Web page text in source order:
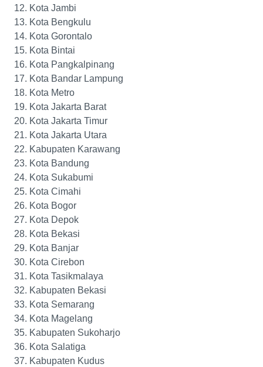
Kota Jambi
Kota Bengkulu
Kota Gorontalo
Kota Bintai
Kota Pangkalpinang
Kota Bandar Lampung
Kota Metro
Kota Jakarta Barat
Kota Jakarta Timur
Kota Jakarta Utara
Kabupaten Karawang
Kota Bandung
Kota Sukabumi
Kota Cimahi
Kota Bogor
Kota Depok
Kota Bekasi
Kota Banjar
Kota Cirebon
Kota Tasikmalaya
Kabupaten Bekasi
Kota Semarang
Kota Magelang
Kabupaten Sukoharjo
Kota Salatiga
Kabupaten Kudus